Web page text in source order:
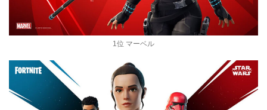
1位 マーベル